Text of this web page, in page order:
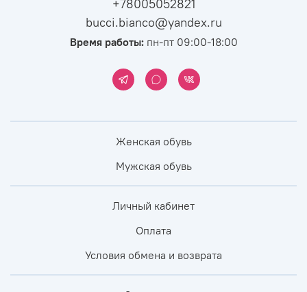
+78005052821
bucci.bianco@yandex.ru
Время работы:пн-пт 09:00-18:00
Женская обувь
Мужская обувь
Личный кабинет
Оплата
Условия обмена и возврата